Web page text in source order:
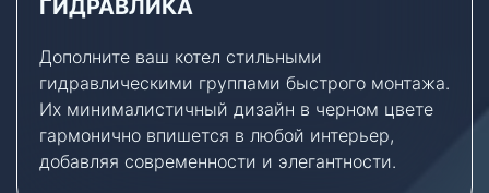
ГИДРАВЛИКА
Дополните ваш котел стильными
гидравлическими группами быстрого монтажа.
Их минималистичный дизайн в черном цвете
гармонично впишется в любой интерьер,
добавляя современности и элегантности.